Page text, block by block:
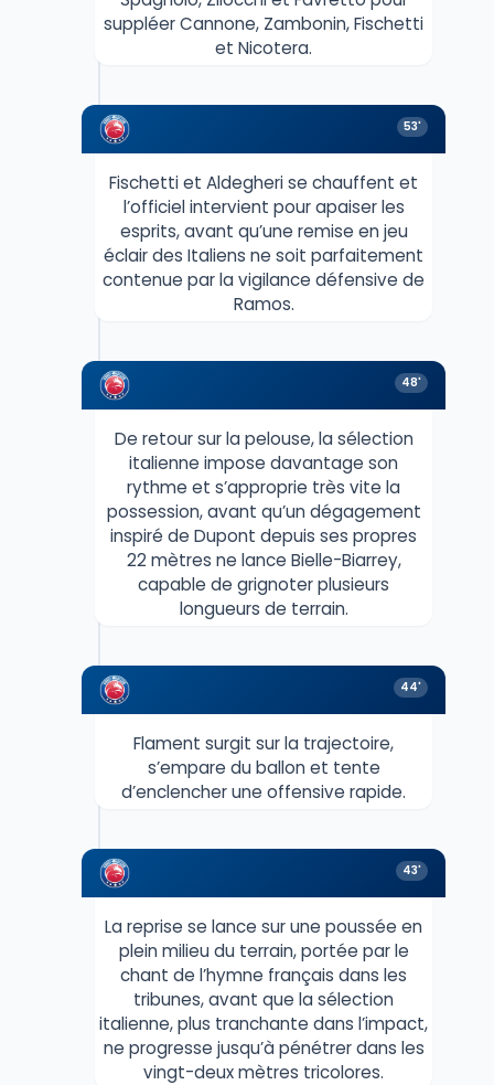
suppléer Cannone, Zambonin, Fischetti
et Nicotera.
53'
Fischetti et Aldegheri se chauffent et
l’officiel intervient pour apaiser les
esprits, avant qu’une remise en jeu
éclair des Italiens ne soit parfaitement
contenue par la vigilance défensive de
Ramos.
48'
De retour sur la pelouse, la sélection
italienne impose davantage son
rythme et s’approprie très vite la
possession, avant qu’un dégagement
inspiré de Dupont depuis ses propres
22 mètres ne lance Bielle-Biarrey,
capable de grignoter plusieurs
longueurs de terrain.
44'
Flament surgit sur la trajectoire,
s’empare du ballon et tente
d’enclencher une offensive rapide.
43'
La reprise se lance sur une poussée en
plein milieu du terrain, portée par le
chant de l’hymne français dans les
tribunes, avant que la sélection
italienne, plus tranchante dans l’impact,
ne progresse jusqu’à pénétrer dans les
vingt-deux mètres tricolores.